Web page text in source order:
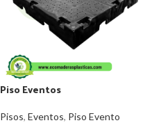
Piso Eventos
Pisos, Eventos, Piso Evento